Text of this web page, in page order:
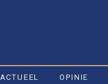
ACTUEEL OPINIE